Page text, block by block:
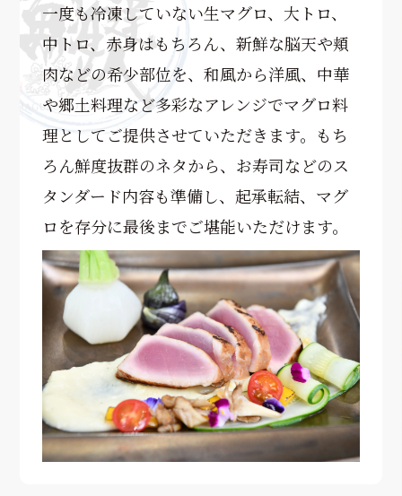
一度も冷凍していない生マグロ、大トロ、
中トロ、赤身はもちろん、新鮮な脳天や頬
肉などの希少部位を、和風から洋風、中華
や郷土料理など多彩なアレンジでマグロ料
理としてご提供させていただきます。もち
ろん鮮度抜群のネタから、お寿司などのス
タンダード内容も準備し、起承転結、マグ
ロを存分に最後までご堪能いただけます。